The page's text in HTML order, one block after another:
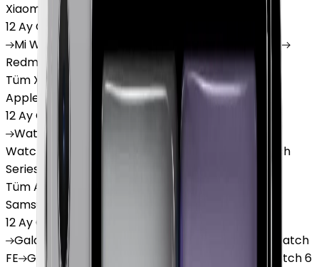
Xiaomi Akıllı Saat
12 Ay Garanti
MiWatch
Watch 3 Active
Redmi Watch 5 Lite RedmiWatch 5 Active
Tüm Xiaomi Akıllı Saat'lar
Apple Watch
12 Ay Garanti
Watch
Ultra Series 10
Watch
Series 8 Series 7
Watch
Series 6
Watch
Tüm Apple Watch'lar
Samsung Watch
12 Ay Garanti
Galaxy
Watch 7 Watch Ultra
Watch
FE Galaxy Watch 4
Watch 6